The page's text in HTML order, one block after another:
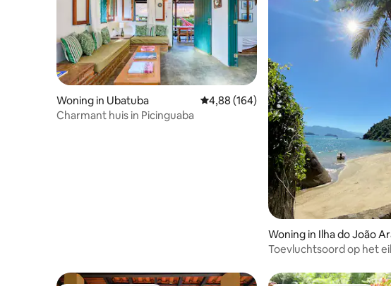
Woning in Ubatuba Gemiddelde beoordeling van 4,88 op
4,88 (164)
Charmant huis in Picinguaba
Woning in Ilha do João
o
Toevluchtsoord op het